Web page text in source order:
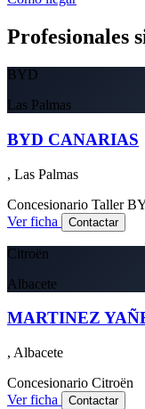
Profesionales
BYD
Las Palmas
BYD CANARIAS
, Las Palmas
Concesionario Taller
Ver ficha
Contactar
Citroën
Albacete
MARTINEZ
, Albacete
Concesionario Citroën
Ver ficha
Contactar